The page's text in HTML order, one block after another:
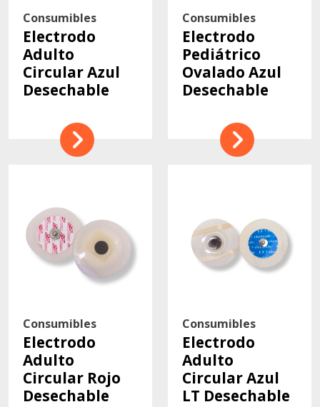
Consumibles
Electrodo
Adulto
Circular Azul
Desechable
Consumibles
Electrodo
Pediátrico
Ovalado Azul
Desechable
Consumibles
Electrodo
Adulto
Circular Rojo
Desechable
Consumibles
Electrodo
Adulto
Circular Azul
LT Desechable